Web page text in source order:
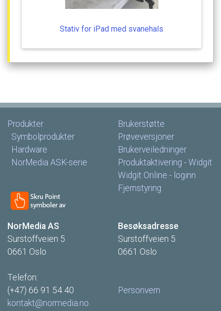
Stativ for iPad med svanehals
Produkter
Symbolprodukter
Hardware
NorMedia ASK-serie
Brukerstøtte
Prøveversjoner
Brukerveiledninger
Produktaktivering - Widgit
Widgit Online - loginn
Fjernstyring
NorMedia AS
Surstoffveien 5
0661 Oslo
Telefon:
(+47) 66 91 54 40
kontakt@normedia.no
Besøksadresse
Surstoffveien 5
0661 Oslo
Personvern